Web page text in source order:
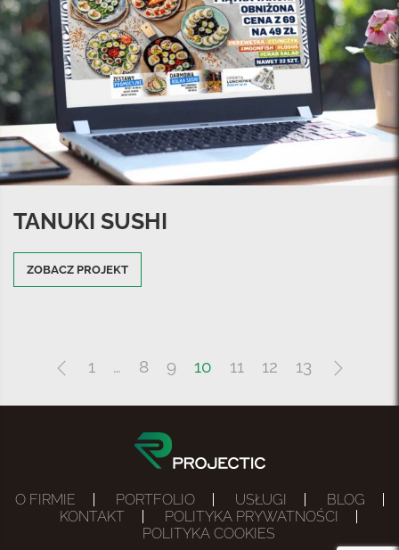
TANUKI SUSHI
ZOBACZ PROJEKT
1 … 8 9 10 11 12 13
O FIRMIE PORTFOLIO USŁUGI
BLOG
KONTAKT
POLITYKA PRYWATNOŚCI
POLITYKA COOKIES